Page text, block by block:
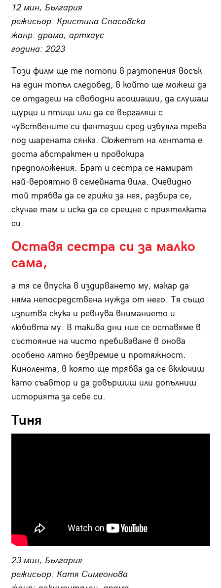
12 мин, България
режисьор: Кристина Спасовска
жанр: драма, артхаус
година: 2023
Този филм ще те потопи в разтопения восък
на един топъл следобед, в който ще можеш да
се отдадеш на свободни асоциации, да слушаш
щурци и птици или да се въргаляш с
чувствените си фантазии сред избуяла трева
под шарената сянка. Сюжетът на лентата е
доста абстрактен и провокира
предположения. Брат и сестра се намират
най-вероятно в семейната вила. Очевидно
той трябва да се грижи за нея, разбира се,
скучае там и иска да се срещне с приятелката
си.
Оставя сестра си за малко
сама,
а тя се впуска в издирването му, макар да
няма непосредствена нужда от него. Тя също
изпитва скука и ревнува вниманието и
любовта му. В такива дни ние се оставяме в
състояние на чисто пребиваване в онова
особено лятно безвремие и протяжност.
Кинолента, в която ще трябва да се включиш
като съавтор и да довършиш или допълниш
историята за себе си.
Тиня
23 мин, България
режисьор: Катя Симеонова